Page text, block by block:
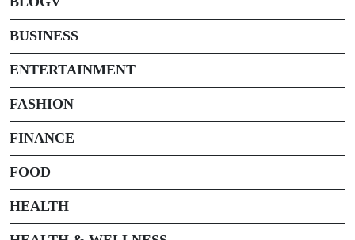
BUSINESS
ENTERTAINMENT
FASHION
FINANCE
FOOD
HEALTH